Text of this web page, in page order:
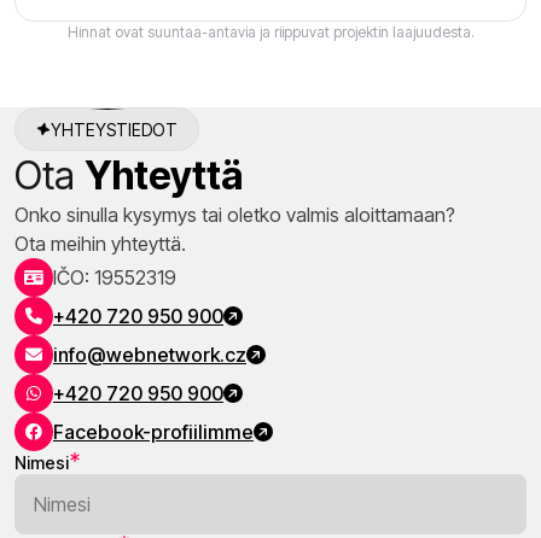
Hinnat ovat suuntaa-antavia ja riippuvat projektin laajuudesta.
YHTEYSTIEDOT
Ota Yhteyttä
Onko sinulla kysymys tai oletko valmis aloittamaan?
Ota meihin yhteyttä.
IČO: 19552319
+420 720 950 900
info@webnetwork.cz
+420 720 950 900
Facebook-profiilimme
Nimesi